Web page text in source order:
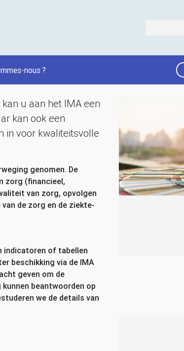
nous?
kan u aan het IMA een
kan ook een
in voor kwaliteitsvolle
genomen. De
zorg (financieel,
van zorg, opvolgen
de zorg en de ziekte-
indicatoren of tabellen
beschikking via de IMA
geven om de
beantwoorden op
we de details van